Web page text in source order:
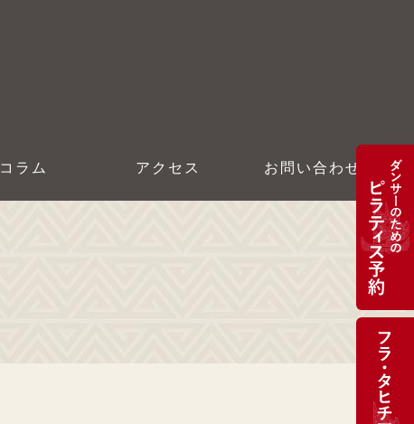
コラム アクセス お問い合わせ